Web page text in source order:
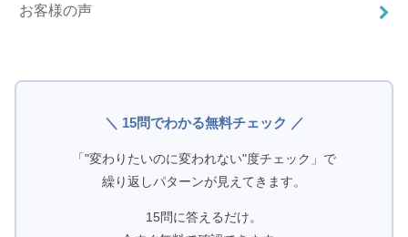
お客様の声
＼ 15問でわかる無料チェック ／
「"変わりたいのに変われない"度チェック」で
繰り返しパターンが見えてきます。
15問に答えるだけ。